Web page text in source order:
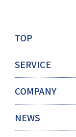
TOP
SERVICE
COMPANY
NEWS